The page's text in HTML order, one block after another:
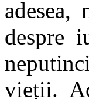
despre
vieții.